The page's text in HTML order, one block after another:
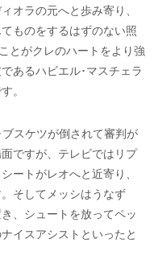
オラの元へと歩み寄り、
ものをするはずのない照
とがクレのハートをより強
あるハビエル･マスチェラ
。
スケツが倒されて審判が
ですが、テレビではリプ
ートがレオへと近寄り、
そしてメッシはうなず
、シュートを放ってペッ
イスアシストといったと